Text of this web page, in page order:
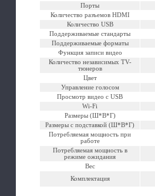
Порты
Количество разъемов HDMI
Количество USB
Поддерживаемые стандарты
Поддерживаемые форматы
Функция записи видео
Количество независимых TV-
тюнеров
Цвет
Управление голосом
Просмотр видео с USB
Wi-Fi
Размеры (Ш*В*Г)
Размеры с подставкой (Ш*В*Г)
Потребляемая мощность при
работе
Потребляемая мощность в
режиме ожидания
Вес
Комплектация